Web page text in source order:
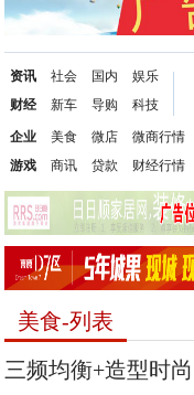
资讯
财经
社会
新车
国内
导购
娱乐
科技
企业
游戏
美食
商讯
微店
贷款
微商行情
财经行情
美食-列表
三频均衡+造型时